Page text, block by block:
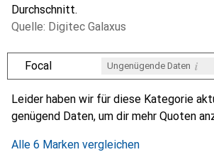
Durchschnitt.
Quelle: Digitec Galaxus
Focal Ungenügende Daten i
Leider haben wir für diese Kategorie
genügend Daten, um dir mehr Quoten
Alle 6 Marken vergleichen